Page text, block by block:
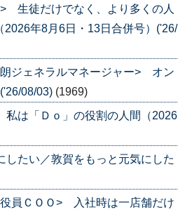
徒だけでなく、より多くの人
年8月6日・13日合併号）('26/
ジェネラルマネージャー> オン
08/03) (1969)
は「Ｄｏ」の役割の人間（2026
たい／敦賀をもっと元気にした
員ＣＯＯ> 入社時は一店舗だけ